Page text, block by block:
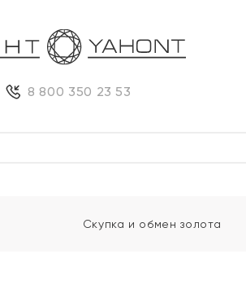
8 800 350 23 53
Скупка и обмен золота